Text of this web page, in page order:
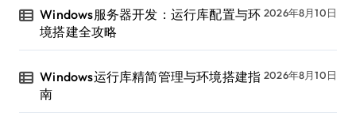
Windows服务器开发：运行库配置与环
境搭建全攻略
2026年8月10日
Windows运行库精简管理与环境搭建指
南
2026年8月10日